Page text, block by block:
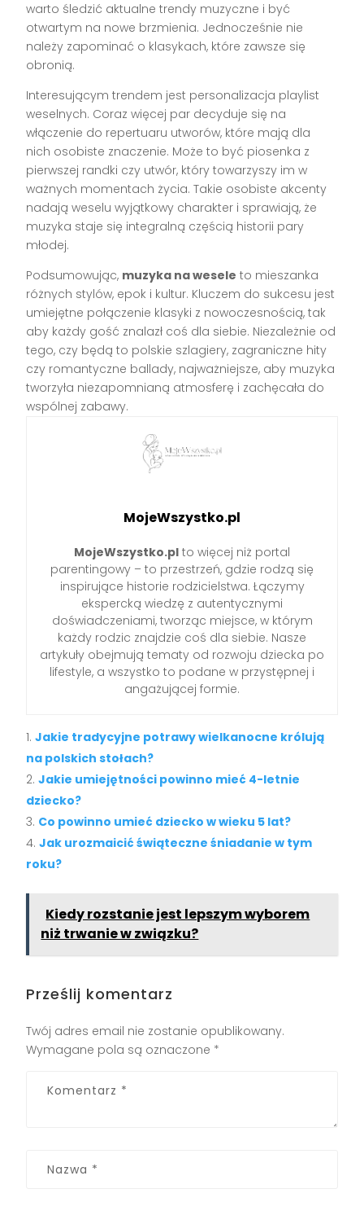
warto śledzić aktualne trendy muzyczne i być
otwartym na nowe brzmienia. Jednocześnie nie
należy zapominać o klasykach, które zawsze się
obronią.
Interesującym trendem jest personalizacja playlist
weselnych. Coraz więcej par decyduje się na
włączenie do repertuaru utworów, które mają dla
nich osobiste znaczenie. Może to być piosenka z
pierwszej randki czy utwór, który towarzyszy im w
ważnych momentach życia. Takie osobiste akcenty
nadają weselu wyjątkowy charakter i sprawiają, że
muzyka staje się integralną częścią historii pary
młodej.
Podsumowując, muzyka na wesele to mieszanka
różnych stylów, epok i kultur. Kluczem do sukcesu jest
umiejętne połączenie klasyki z nowoczesnością, tak
aby każdy gość znalazł coś dla siebie. Niezależnie od
tego, czy będą to polskie szlagiery, zagraniczne hity
czy romantyczne ballady, najważniejsze, aby muzyka
tworzyła niezapomnianą atmosferę i zachęcała do
wspólnej zabawy.
MojeWszystko.pl
MojeWszystko.pl to więcej niż portal
parentingowy – to przestrzeń, gdzie rodzą się
inspirujące historie rodzicielstwa. Łączymy
ekspercką wiedzę z autentycznymi
doświadczeniami, tworząc miejsce, w którym
każdy rodzic znajdzie coś dla siebie. Nasze
artykuły obejmują tematy od rozwoju dziecka po
lifestyle, a wszystko to podane w przystępnej i
angażującej formie.
Jakie tradycyjne potrawy wielkanocne królują
na polskich stołach?
Jakie umiejętności powinno mieć 4-letnie
dziecko?
Co powinno umieć dziecko w wieku 5 lat?
Jak urozmaicić świąteczne śniadanie w tym
roku?
Kiedy rozstanie jest lepszym wyborem
niż trwanie w związku?
Prześlij komentarz
Twój adres email nie zostanie opublikowany.
Wymagane pola są oznaczone *